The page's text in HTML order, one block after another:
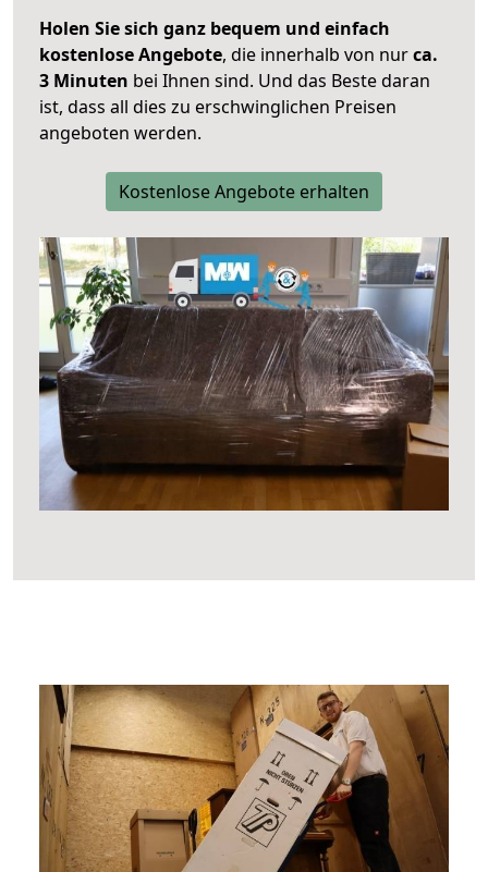
Holen Sie sich ganz bequem und einfach
kostenlose Angebote, die innerhalb von nurca.
3 Minuten bei Ihnen sind. Und das Beste daran
ist, dass all dies zu erschwinglichen Preisen
angeboten werden.
Kostenlose Angebote erhalten